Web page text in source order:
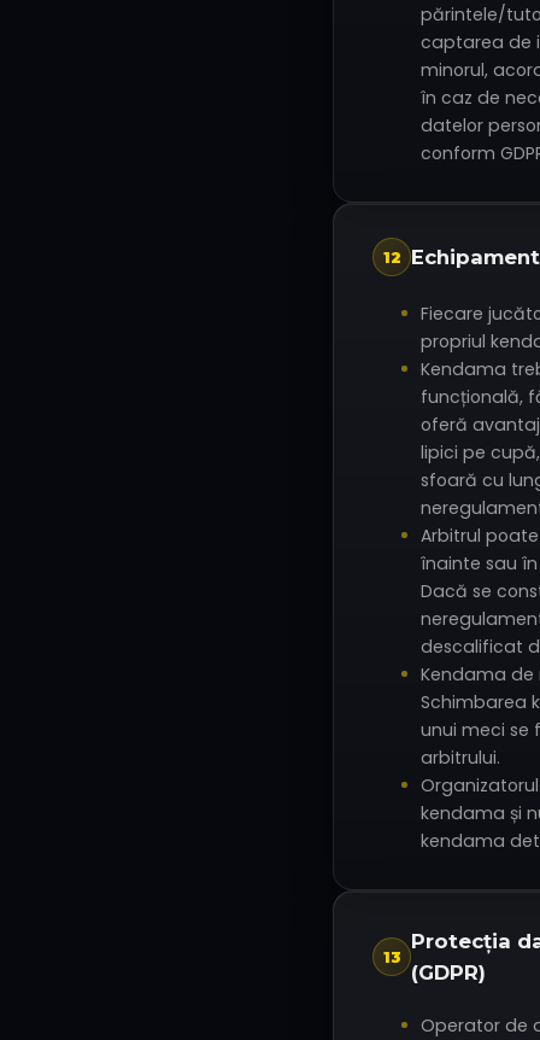
părintele/
captarea de
minorul,
în caz de
datelor
conform
12 Echipament
Fiecare
propriul
Kendama
funcțională,
oferă
lipici pe
sfoară cu
Arbitrul
înainte sau
Dacă se
descalificat
Kendama de
Schimbarea
unui meci se
arbitrului.
kendama și
kendama
13
Protecția
(GDPR)
Operator de